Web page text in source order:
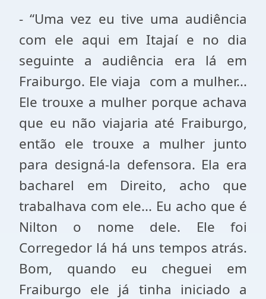
- “Uma vez eu tive uma audiência
com ele aqui em Itajaí e no dia
seguinte a audiência era lá em
Fraiburgo. Ele viaja com a mulher...
Ele trouxe a mulher porque achava
que eu não viajaria até Fraiburgo,
então ele trouxe a mulher junto
para designá-la defensora. Ela era
bacharel em Direito, acho que
trabalhava com ele... Eu acho que é
Nilton o nome dele. Ele foi
Corregedor lá há uns tempos atrás.
Bom, quando eu cheguei em
Fraiburgo ele já tinha iniciado a